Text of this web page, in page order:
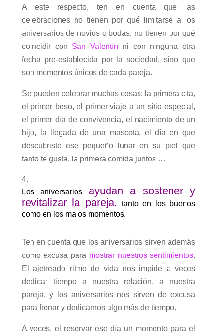
A este respecto, ten en cuenta que las
celebraciones no tienen por qué limitarse a los
aniversarios de novios o bodas, no tienen por qué
coincidir con San Valentín ni con ninguna otra
fecha pre-establecida por la sociedad, sino que
son momentos únicos de cada pareja.
Se pueden celebrar muchas cosas: la primera cita,
el primer beso, el primer viaje a un sitio especial,
el primer día de convivencia, el nacimiento de un
hijo, la llegada de una mascota, el día en que
descubriste ese pequeño lunar en su piel que
tanto te gusta, la primera comida juntos …
Los aniversarios ayudan a sostener y
revitalizar la pareja, tanto en los buenos
como en los malos momentos.
Ten en cuenta que los aniversarios sirven además
como excusa para mostrar nuestros sentimientos.
El ajetreado ritmo de vida nos impide a veces
dedicar tiempo a nuestra relación, a nuestra
pareja, y los aniversarios nos sirven de excusa
para frenar y dedicarnos algo más de tiempo.
A veces, el reservar ese día un momento para el